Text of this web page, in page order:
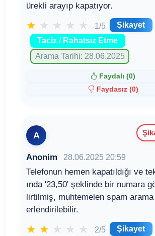
ürekli arayıp kapatıyor.
★ ★ ★ ★ ★ 1/5
Şikayet
Taciz / Rahatsız Etme
Arama Tarihi: 28.06.2025
Faydalı (0)
Faydasız (0)
A
Anonim 28.06.2025 20:59
Telefonun hemen kapatıldığı ve
ında '23,50' şeklinde bir numara
lirtilmiş, muhtemelen spam
erlendirilebilir.
★ ★ ★ ★ ★ 2/5
Şikayet